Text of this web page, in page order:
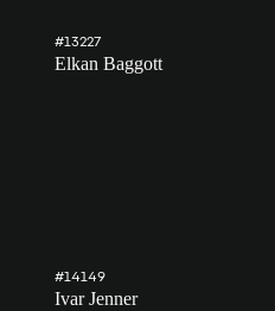
#13227
Elkan Baggott
#14149
Ivar Jenner